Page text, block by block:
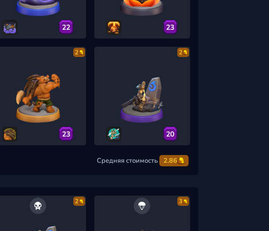
22 23
2
23
2
20
Средняя стоимость 2.86
2 3